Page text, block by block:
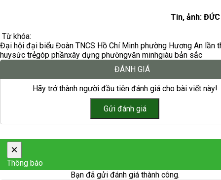
Tin, ảnh: ĐỨC
Từ khóa:
Đại hội đại biểu Đoàn TNCS Hồ Chí Minh phường Hương An lần
huysức trẻgóp phầnxây dựng phườngvăn minhgiàu bản sắc
ĐÁNH GIÁ
Hãy trở thành người đầu tiên đánh giá cho bài viết này!
×
Thông báo
Bạn đã gửi đánh giá thành công.